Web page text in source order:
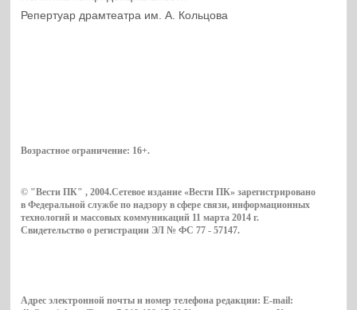
Репертуар драмтеатра им. А. Кольцова
Возрастное ограничение: 16+.
© "Вести ПК" , 2004.Сетевое издание «Вести ПК» зарегистрировано
в Федеральной службе по надзору в сфере связи, информационных
технологий и массовых коммуникаций 11 марта 2014 г.
Свидетельство о регистрации ЭЛ № ФС 77 - 57147.
Адрес электронной почты и номер телефона редакции: E-mail: